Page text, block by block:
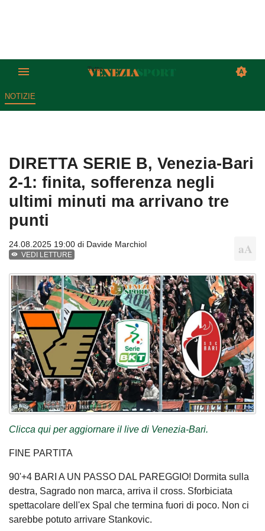
NOTIZIE
DIRETTA SERIE B, Venezia-Bari
2-1: finita, sofferenza negli
ultimi minuti ma arrivano tre
punti
24.08.2025 19:00 di Davide Marchiol
VEDI LETTURE
Clicca qui per aggiornare il live di Venezia-Bari.
FINE PARTITA
90'+4 BARI A UN PASSO DAL PAREGGIO! Dormita sulla
destra, Sagrado non marca, arriva il cross. Sforbiciata
spettacolare dell'ex Spal che termina fuori di poco. Non ci
sarebbe potuto arrivare Stankovic.